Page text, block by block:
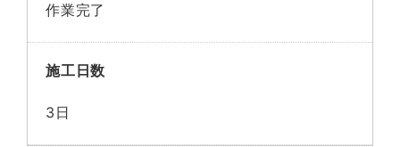
作業完了
施工日数
3日